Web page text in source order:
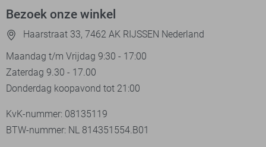
Bezoek onze winkel
Haarstraat 33, 7462 AK RIJSSEN Nederland
Maandag t/m Vrijdag 9:30 - 17:00
Zaterdag 9.30 - 17.00
Donderdag koopavond tot 21:00
KvK-nummer: 08135119
BTW-nummer: NL 814351554.B01